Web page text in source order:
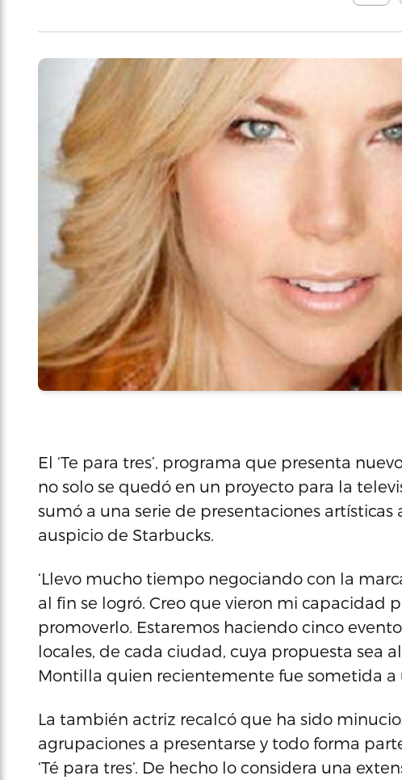
El ‘Te para tres’, programa que presenta
no solo se quedó en un proyecto para la
sumó a una serie de presentaciones
auspicio de Starbucks.
‘Llevo mucho tiempo negociando con la
al fin se logró. Creo que vieron mi capacidad
promoverlo. Estaremos haciendo cinco
locales, de cada ciudad, cuya propuesta sea
Montilla quien recientemente fue sometida
La también actriz recalcó que ha sido
agrupaciones a presentarse y todo forma
‘Té para tres’. De hecho lo considera una